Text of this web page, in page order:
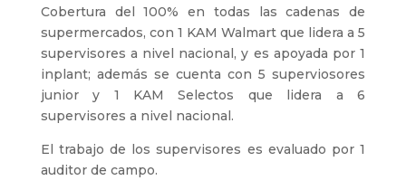
Cobertura del 100% en todas las cadenas de
supermercados, con 1 KAM Walmart que lidera a 5
supervisores a nivel nacional, y es apoyada por 1
inplant; además se cuenta con 5 superviosores
junior y 1 KAM Selectos que lidera a 6
supervisores a nivel nacional.
El trabajo de los supervisores es evaluado por 1
auditor de campo.